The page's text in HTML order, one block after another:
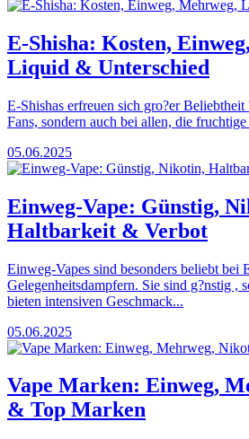
E-Shisha: Kosten,
Liquid & Unterschied
E-Shishas erfreuen sich gro?er
Fans, sondern auch bei allen, die
05.06.2025
Einweg-Vape: Günstig,
Haltbarkeit & Verbot
Einweg-Vapes sind besonders beliebt bei
Gelegenheitsdampfern. Sie sind g?nstig ,
bieten intensiven Geschmack...
05.06.2025
Vape Marken: Einweg,
& Top Marken